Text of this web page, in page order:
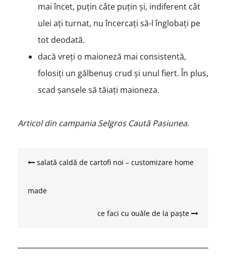
mai încet, puțin câte puțin și, indiferent cât
ulei ați turnat, nu încercați să-l înglobați pe
tot deodată.
dacă vreți o maioneză mai consistentă,
folosiți un gălbenuș crud și unul fiert. În plus,
scad șansele să tăiați maioneza.
Articol din campania Selgros Caută Pasiunea.
salată caldă de cartofi noi – customizare home
made
ce faci cu ouăle de la paște